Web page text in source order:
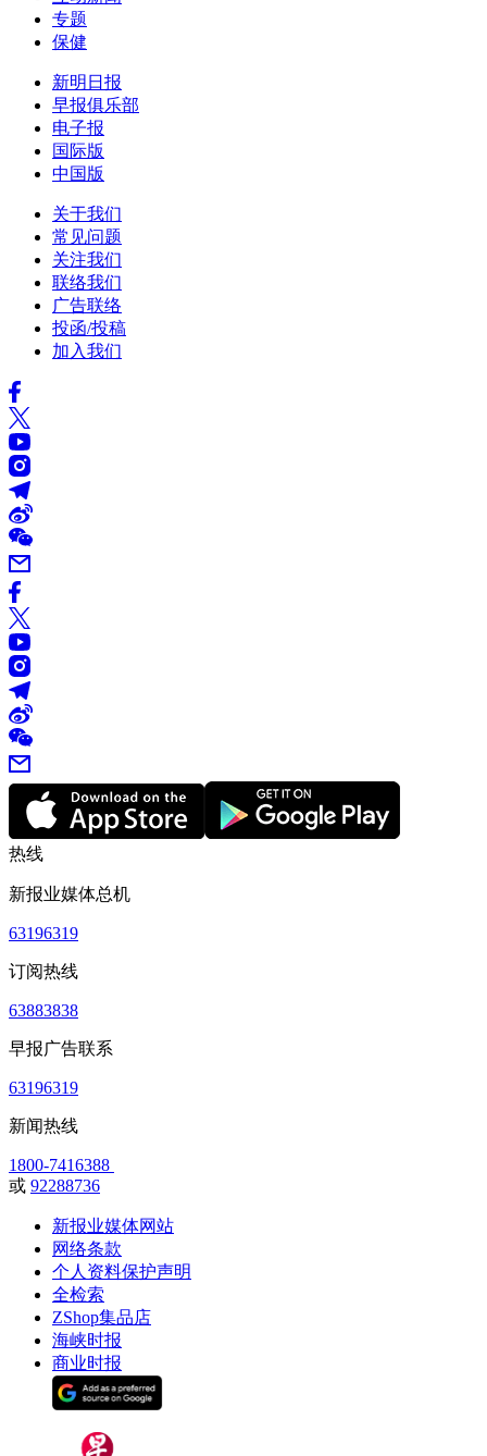
专题
保健
新明日报
早报俱乐部
电子报
国际版
中国版
关于我们
常见问题
关注我们
联络我们
广告联络
投函/投稿
加入我们
热线
新报业媒体总机
63196319
订阅热线
63883838
早报广告联系
63196319
新闻热线
1800-7416388
或 92288736
新报业媒体网站
网络条款
个人资料保护声明
全检索
ZShop集品店
海峡时报
商业时报